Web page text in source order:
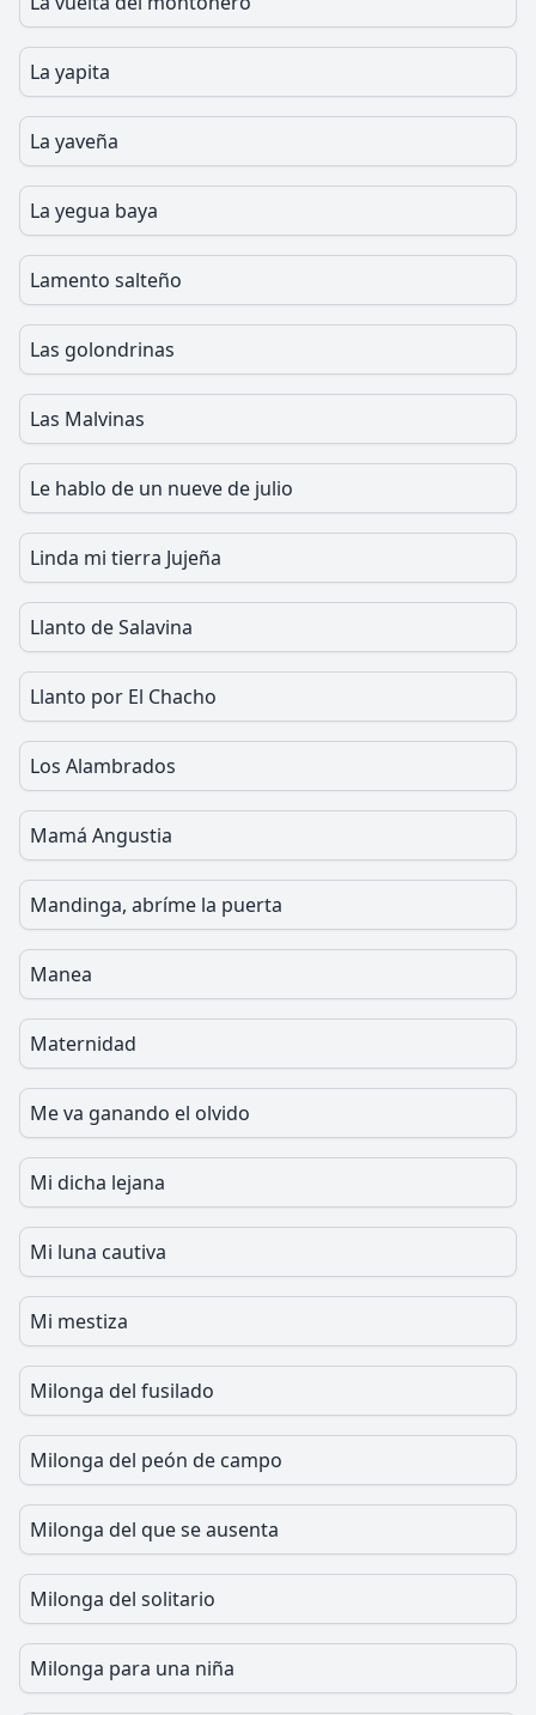
La yapita
La yaveña
La yegua baya
Lamento salteño
Las golondrinas
Las Malvinas
Le hablo de un nueve de julio
Linda mi tierra Jujeña
Llanto de Salavina
Llanto por El Chacho
Los Alambrados
Mamá Angustia
Mandinga, abríme la puerta
Manea
Maternidad
Me va ganando el olvido
Mi dicha lejana
Mi luna cautiva
Mi mestiza
Milonga del fusilado
Milonga del peón de campo
Milonga del que se ausenta
Milonga del solitario
Milonga para una niña